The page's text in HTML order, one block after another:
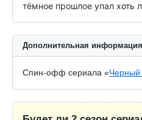
тёмное прошлое упал хоть
Дополнительная информация
Спин-офф сериала «Черный